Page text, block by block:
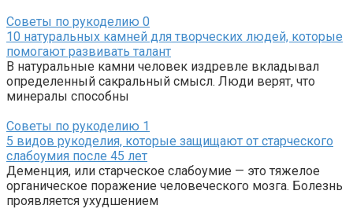
Советы по рукоделию 0
10 натуральных камней для творческих людей, которые
помогают развивать талант
В натуральные камни человек издревле вкладывал
определенный сакральный смысл. Люди верят, что
минералы способны
Советы по рукоделию 1
5 видов рукоделия, которые защищают от старческого
слабоумия после 45 лет
Деменция, или старческое слабоумие — это тяжелое
органическое поражение человеческого мозга. Болезнь
проявляется ухудшением